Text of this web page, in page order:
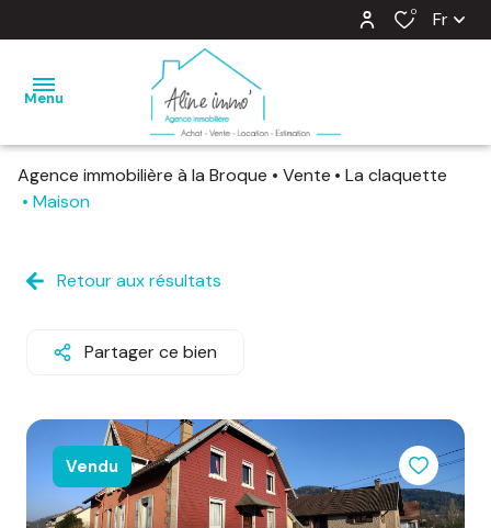
0 Fr
Menu
nos
nos
estimation
agence
d'honoraires
Agence immobilière à la Broque Vente
La claquette
Maison
Retour aux résultats
Partager ce bien
Vendu